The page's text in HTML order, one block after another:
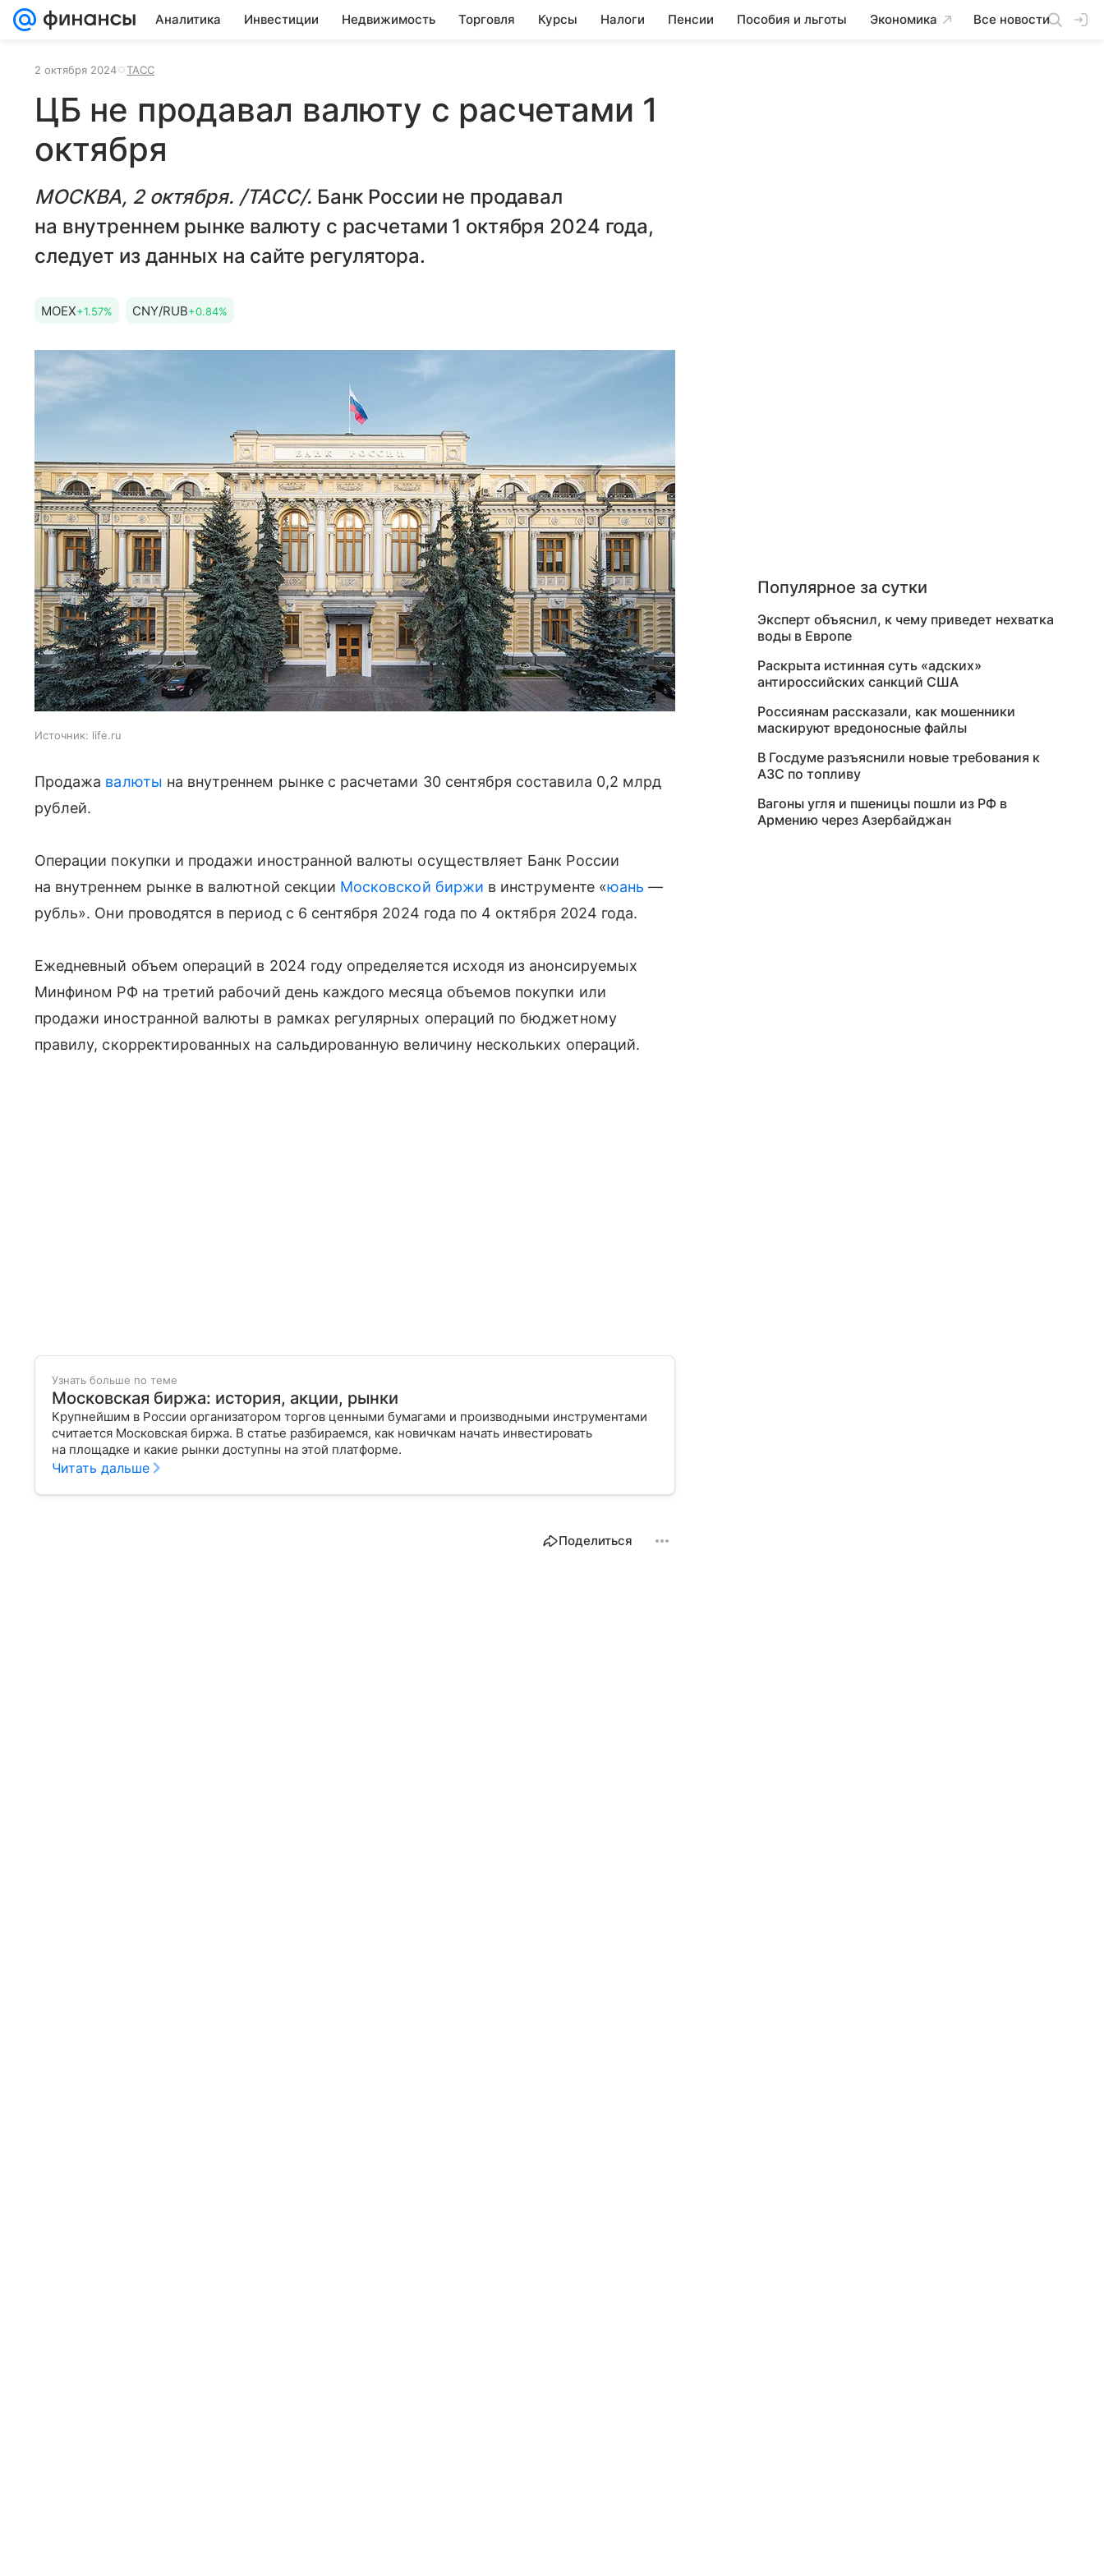
Аналитика Инвестиции Недвижимость Торговля Курсы Налоги Пенсии Пособия и льготы Экономика Все новости
2 октября 2024 ТАСС
ЦБ не продавал валюту с расчетами 1
октября
МОСКВА, 2 октября. /ТАСС/. Банк России не продавал
на внутреннем рынке валюту с расчетами 1 октября 2024 года,
следует из данных на сайте регулятора.
MOEX+1.57% CNY/RUB+0.84%
Источник: life.ru
Продажа валюты на внутреннем рынке с расчетами 30 сентября составила 0,2 млрд
рублей.
Операции покупки и продажи иностранной валюты осуществляет Банк России
на внутреннем рынке в валютной секции Московской биржи в инструменте «юань —
рубль». Они проводятся в период с 6 сентября 2024 года по 4 октября 2024 года.
Ежедневный объем операций в 2024 году определяется исходя из анонсируемых
Минфином РФ на третий рабочий день каждого месяца объемов покупки или
продажи иностранной валюты в рамках регулярных операций по бюджетному
правилу, скорректированных на сальдированную величину нескольких операций.
Узнать больше по теме
Московская биржа: история, акции, рынки
Крупнейшим в России организатором торгов ценными бумагами и производными инструментами
считается Московская биржа. В статье разбираемся, как новичкам начать инвестировать
на площадке и какие рынки доступны на этой платформе.
Читать дальше
Поделиться
Популярное за сутки
Эксперт объяснил, к чему приведет нехватка
воды в Европе
Раскрыта истинная суть «адских»
антироссийских санкций США
Россиянам рассказали, как мошенники
маскируют вредоносные файлы
В Госдуме разъяснили новые требования к
АЗС по топливу
Вагоны угля и пшеницы пошли из РФ в
Армению через Азербайджан